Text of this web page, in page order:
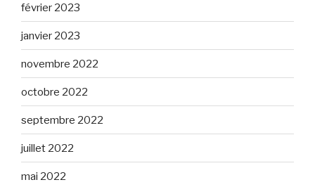
février 2023
janvier 2023
novembre 2022
octobre 2022
septembre 2022
juillet 2022
mai 2022